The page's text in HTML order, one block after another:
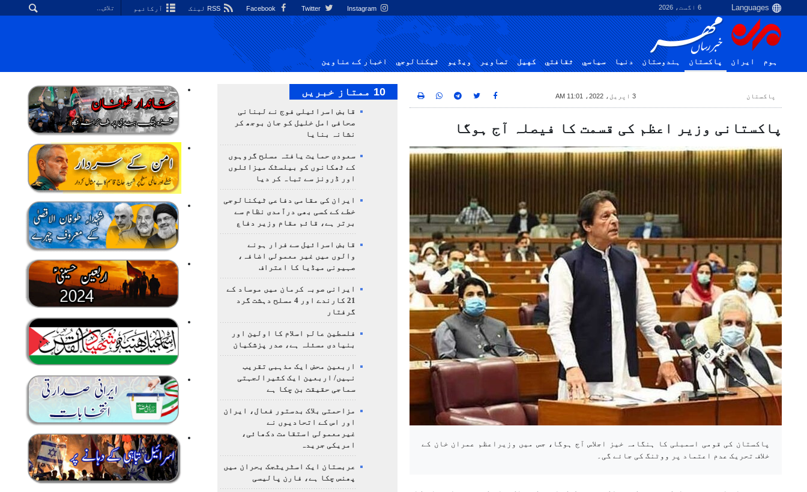
6 اگست، 2026 Instagram آرکائیو
ہوم ایران پاکستان ہندوستان دنیا سياسي ثقافتي کهيل تصاوير ویڈیو ٹيكنالوجي اخبار کے عناوین
پاکستان 3 اپریل، 2022، 11:01 AM
پاکستانی وزیر اعظم کی قسمت کا فیصلہ آج ہوگا
پاکستان کی قومی اسمبلی کا ہنگامہ خیز اجلاس آج ہوگا، جس میں وزیراعظم عمران خان کے
خلاف تحریک عدم اعتماد پر ووٹنگ کی جائے گی۔
10 ممتاز خبریں
قابض اسرائیلی فوج نے لبنانی
صحافی امل خلیل کو جان بوجھ کر
نشانہ بنایا
سعودی حمایت یافتہ مسلح گروہوں
کے ٹھکانوں کو بیلسٹک میزائلوں
اور ڈرونز سے تباہ کر دیا
ایران کی مقامی دفاعی ٹیکنالوجی
خطے کے کسی بھی درآمدی نظام سے
برتر ہے، قائم مقام وزیر دفاع
قابض اسرائیل سے فرار ہونے
والوں میں غیر معمولی اضافہ،
صہیونی میڈیا کا اعتراف
ایرانی صوبہ کرمان میں موساد کے
21 کارندے اور 4 مسلح دہشت گرد
گرفتار
فلسطین عالم اسلام کا اولین اور
بنیادی مسئلہ ہے، صدر پزشکیان
اربعین محض ایک مذہبی تقریب
نہیں/ اربعین ایک کثیرالجہتی
سماجی حقیقت بن چکا ہے
مزاحمتی بلاک بدستور فعال، ایران
اور اس کے اتحادیوں نے
غیرمعمولی استقامت دکھائی،
امریکی جریدہ
عربستان ایک اسٹریٹجک بحران میں
پھنس چکا ہے، فارن پالیسی